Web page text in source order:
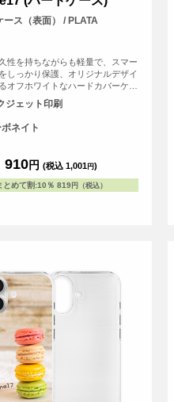
ース（表面） / PLATA
性を持ちながらも軽量で、スマー
しっかり保護、オリジナルデザイ
オフホワイトなハードカバーケー
ジェット印刷
ネイト
910円 (税込 1,001 円)
とめて割:10％ 819 円（税込）